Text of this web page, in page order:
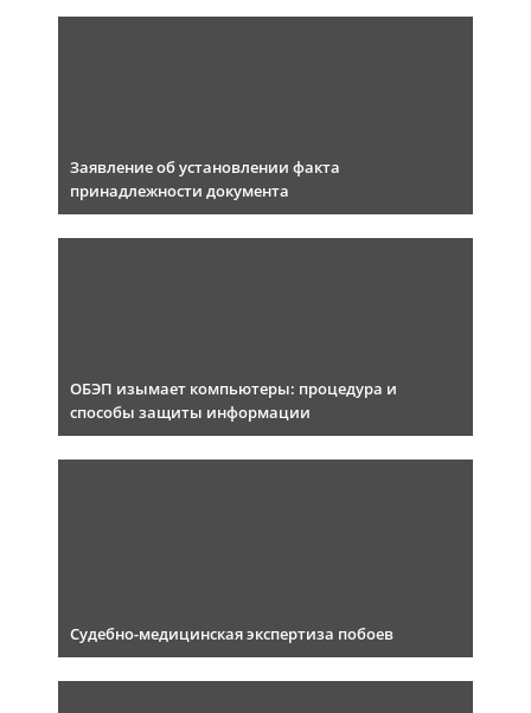
Заявление об установлении факта
принадлежности документа
ОБЭП изымает компьютеры: процедура и
способы защиты информации
Судебно-медицинская экспертиза побоев